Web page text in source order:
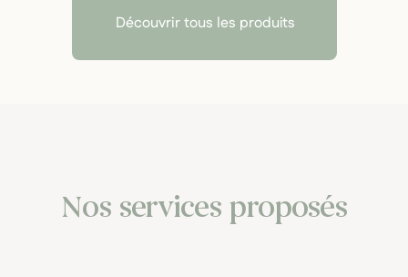
Découvrir tous les produits
Nos services proposés